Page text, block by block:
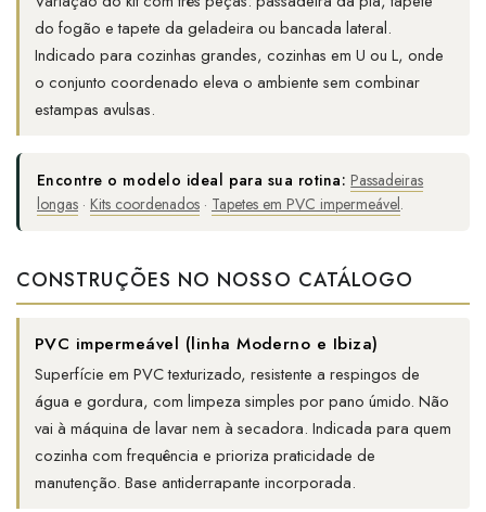
do fogão e tapete da geladeira ou bancada lateral.
Indicado para cozinhas grandes, cozinhas em U ou L, onde
o conjunto coordenado eleva o ambiente sem combinar
estampas avulsas.
Encontre o modelo ideal para sua rotina: Passadeiras
longas · Kits coordenados · Tapetes em PVC impermeável.
CONSTRUÇÕES NO NOSSO CATÁLOGO
PVC impermeável (linha Moderno e Ibiza)
Superfície em PVC texturizado, resistente a respingos de
água e gordura, com limpeza simples por pano úmido. Não
vai à máquina de lavar nem à secadora. Indicada para quem
cozinha com frequência e prioriza praticidade de
manutenção. Base antiderrapante incorporada.